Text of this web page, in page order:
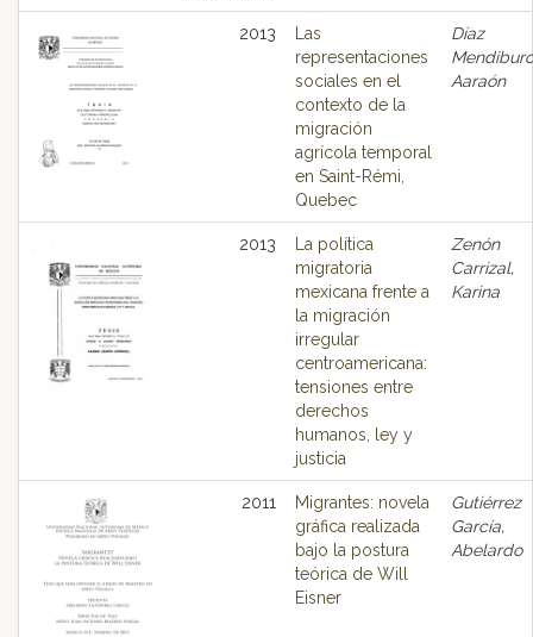
2013
Las
representaciones
sociales en el
contexto de la
migración
agrícola temporal
en Saint-Rémi,
Quebec
Díaz
Aaraón
2013
La política
migratoria
mexicana frente a
la migración
irregular
centroamericana:
tensiones entre
derechos
humanos, ley y
justicia
Zenón
Carrizal,
Karina
2011
Migrantes: novela
gráfica realizada
bajo la postura
teórica de Will
Eisner
Gutiérrez
García,
Abelardo